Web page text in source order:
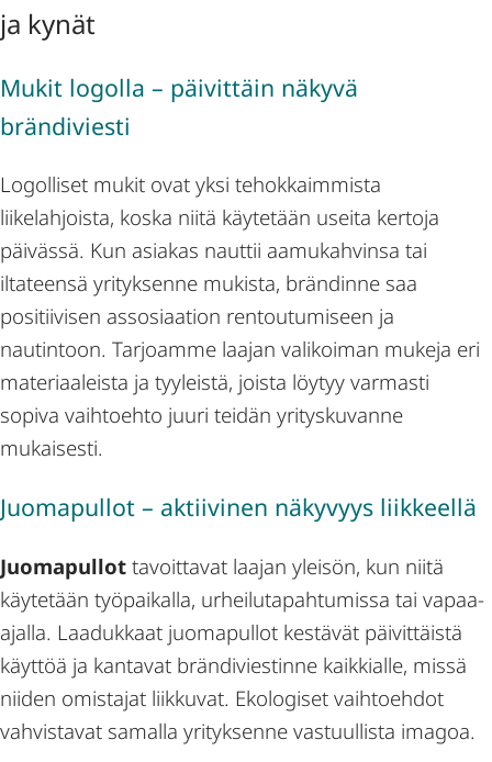
ja kynät
Mukit logolla – päivittäin näkyvä
brändiviesti
Logolliset mukit ovat yksi tehokkaimmista
liikelahjoista, koska niitä käytetään useita kertoja
päivässä. Kun asiakas nauttii aamukahvinsa tai
iltateensä yrityksenne mukista, brändinne saa
positiivisen assosiaation rentoutumiseen ja
nautintoon. Tarjoamme laajan valikoiman mukeja eri
materiaaleista ja tyyleistä, joista löytyy varmasti
sopiva vaihtoehto juuri teidän yrityskuvanne
mukaisesti.
Juomapullot – aktiivinen näkyvyys liikkeellä
Juomapullot tavoittavat laajan yleisön, kun niitä
käytetään työpaikalla, urheilutapahtumissa tai vapaa-
ajalla. Laadukkaat juomapullot kestävät päivittäistä
käyttöä ja kantavat brändiviestinne kaikkialle, missä
niiden omistajat liikkuvat. Ekologiset vaihtoehdot
vahvistavat samalla yrityksenne vastuullista imagoa.